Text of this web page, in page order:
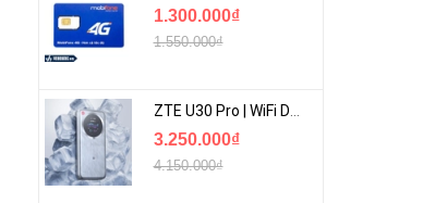
1.300.000₫
1.550.000₫
ZTE U30 Pro | WiFi Di Động 5G Tốc Độ Lên Đến 500Mbps, Màn Hình Cảm Ứng
3.250.000₫
4.150.000₫